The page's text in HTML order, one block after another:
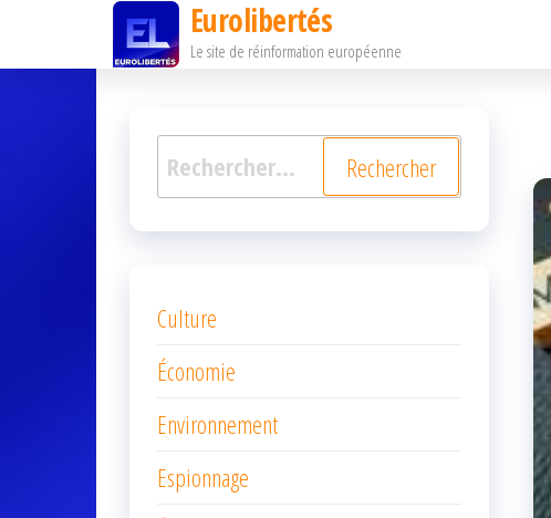
ce
Eurolibertés
Le site de réinformation européenne
Rechercher :
Culture
Économie
Environnement
Espionnage